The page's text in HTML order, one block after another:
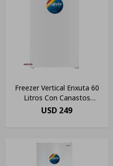
Freezer Vertical Enxuta 60
Litros Con Canastos
Fvenx2260 Col
USD 249